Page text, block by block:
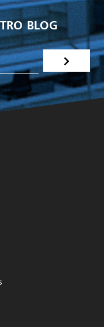
BLOG